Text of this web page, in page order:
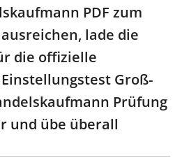
PDF zum
lade die
die offizielle
Groß-
Prüfung
und übe überall